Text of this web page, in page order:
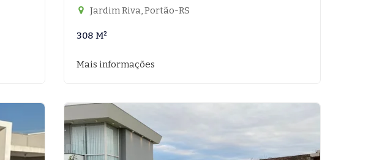
Jardim Riva, Portão-RS
308 M²
Mais informações